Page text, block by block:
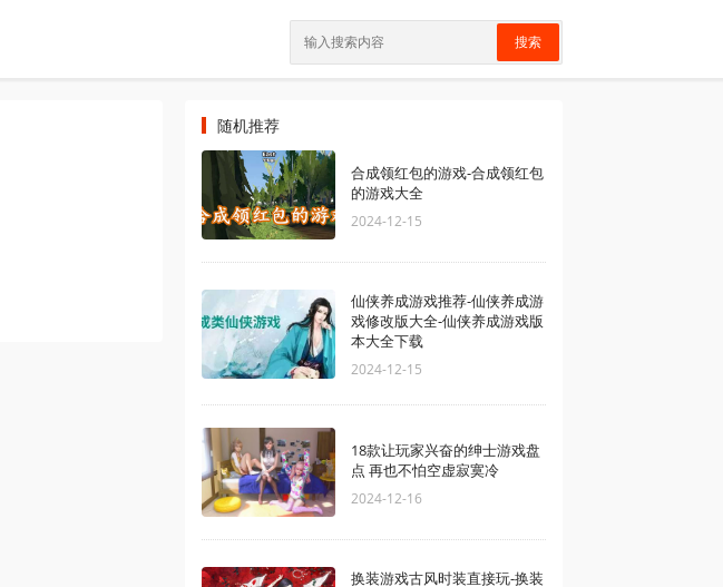
搜索
随机推荐
合成领红包的游戏-合成领红包
的游戏大全
2024-12-15
仙侠养成游戏推荐-仙侠养成游
戏修改版大全-仙侠养成游戏版
本大全下载
2024-12-15
18款让玩家兴奋的绅士游戏盘
点 再也不怕空虚寂寞冷
2024-12-16
换装游戏古风时装直接玩-换装